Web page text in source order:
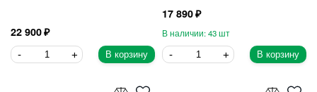
22 900
В корзину
17 890
43
В корзину